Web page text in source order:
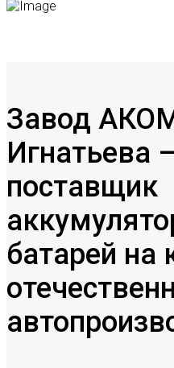
Завод
Игнатьева
поставщик
батарей на